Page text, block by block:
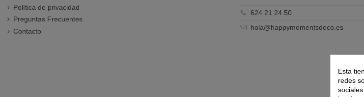
Política de privacidad
Preguntas Frecuentes
Contacto
624 21 24 50
hola@happymomentsdeco.es
Esta
redes